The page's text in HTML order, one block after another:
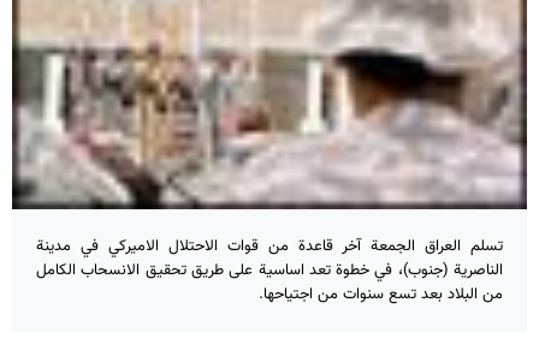
تسلم العراق الجمعة آخر قاعدة من قوات الاحتلال الاميركي في مدينة
الناصرية (جنوب)، في خطوة تعد اساسية على طريق تحقيق الانسحاب الكامل
من البلاد بعد تسع سنوات من اجتياحها.